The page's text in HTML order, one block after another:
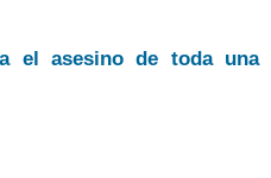
el asesino de toda una